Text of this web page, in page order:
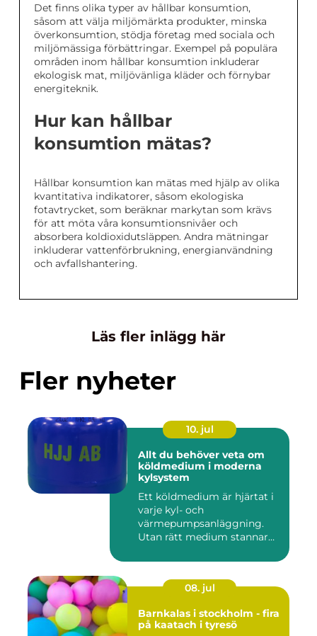
Det finns olika typer av hållbar konsumtion,
såsom att välja miljömärkta produkter, minska
överkonsumtion, stödja företag med sociala och
miljömässiga förbättringar. Exempel på populära
områden inom hållbar konsumtion inkluderar
ekologisk mat, miljövänliga kläder och förnybar
energiteknik.
Hur kan hållbar
konsumtion mätas?
Hållbar konsumtion kan mätas med hjälp av olika
kvantitativa indikatorer, såsom ekologiska
fotavtrycket, som beräknar markytan som krävs
för att möta våra konsumtionsnivåer och
absorbera koldioxidutsläppen. Andra mätningar
inkluderar vattenförbrukning, energianvändning
och avfallshantering.
Läs fler inlägg här
Fler nyheter
10. jul
Allt du behöver veta om
köldmedium i moderna
kylsystem
Ett köldmedium är hjärtat i
varje kyl- och
värmepumpsanläggning.
Utan rätt medium stannar
08. jul
Barnkalas i stockholm - fira
på kaatach i tyresö